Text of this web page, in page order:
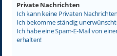
Private Nachrichten
Ich kann keine Privaten
Ich bekomme ständig
Ich habe eine Spam-E-Mail von
erhalten!